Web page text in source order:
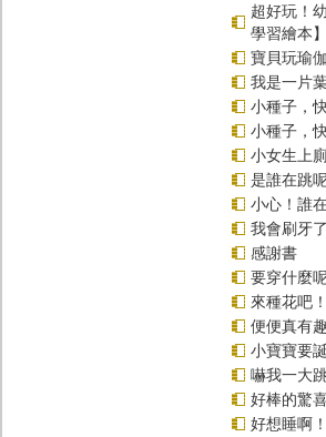
超好玩！
學習繪本】
寶貝玩瑜
我是一片
小種子，
小種子，
小女生上
是誰在跳
小心！誰
我會刷牙了
感謝書
要穿什麼
來種花吧！
便便真有
小寶寶要
嚇我一大跳
好棒的驚喜
好想睡啊！